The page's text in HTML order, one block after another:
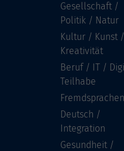
Gesellschaft /
Politik / Natur
Kultur / Kunst /
Kreativität
Beruf / IT /
Teilhabe
Fremdsprachen
Deutsch /
Integration
Gesundheit /